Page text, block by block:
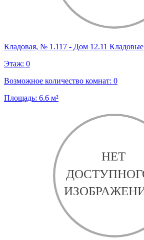
Кладовая, № 1.117 - Дом 12.11 Кладовые
Этаж: 0
Возможное количество комнат: 0
Площадь: 6.6 м²